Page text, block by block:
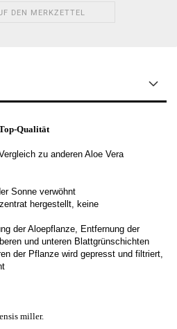
DEN MERKZETTEL
Qualität
zu anderen Aloe Vera
Sonne verwöhnt
hergestellt, keine
der Aloepflanze, Entfernung der
und unteren Blattgrünschichten
der Pflanze wird gepresst und filtriert,
miller.